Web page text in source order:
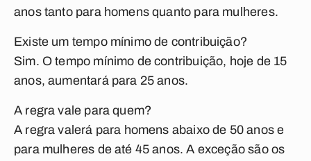
anos tanto para homens quanto para mulheres.
Existe um tempo mínimo de contribuição?
Sim. O tempo mínimo de contribuição, hoje de 15
anos, aumentará para 25 anos.
A regra vale para quem?
A regra valerá para homens abaixo de 50 anos e
para mulheres de até 45 anos. A exceção são os